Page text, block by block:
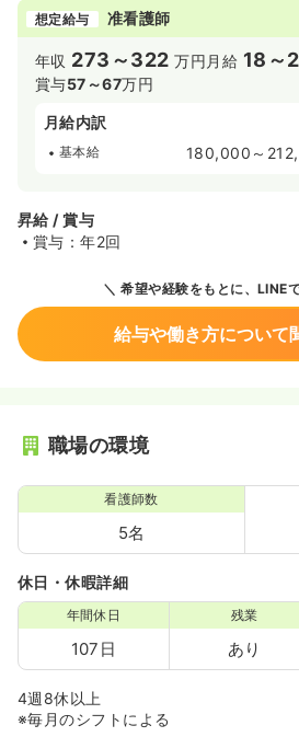
想定給与 准看護師
年収 273～322 万円 月給 18～
賞与57～67万円
月給内訳
基本給 180,000～
昇給 / 賞与
賞与：年2回
希望や経験をもとに、LINE
給与や働き方について
職場の環境
看護師数
5名
休日・休暇詳細
年間休日
107日
残業
あり
4週8休以上
※毎月のシフトによる